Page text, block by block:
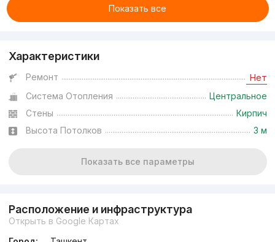
Показать все
Характеристики
Ремонт Нет
Система Отопления
Центральное
Стены
Кирпич
Высота Потолков
3 м
Показать все параметры
Расположение и инфраструктура
Открыть в Google Картах